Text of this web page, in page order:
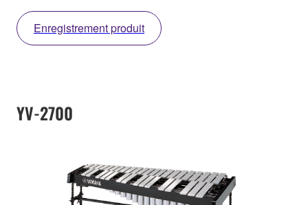
Enregistrement produit
YV-2700